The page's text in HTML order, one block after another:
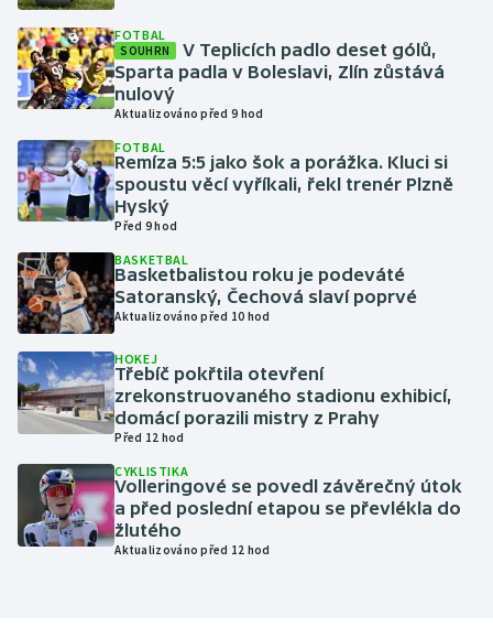
Jezdectví
Judo
Krasobruslení
Lezení
Lyže a snowboard
Moderní pětiboj
Motorsport
Olympijské hry
Parasport
Plavání
FOTBAL
SOUHRN
V Teplicích padlo deset gólů,
Sparta padla v Boleslavi, Zlín zůstává
nulový
Aktualizováno před 9 hod
FOTBAL
Remíza 5:5 jako šok a porážka. Kluci si
spoustu věcí vyříkali, řekl trenér Plzně
Hyský
Před 9 hod
BASKETBAL
Basketbalistou roku je podeváté
Satoranský, Čechová slaví poprvé
Aktualizováno před 10 hod
HOKEJ
Třebíč pokřtila otevření
zrekonstruovaného stadionu exhibicí,
domácí porazili mistry z Prahy
Před 12 hod
CYKLISTIKA
Volleringové se povedl závěrečný útok
a před poslední etapou se převlékla do
žlutého
Aktualizováno před 12 hod